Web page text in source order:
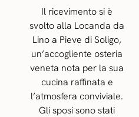
Il ricevimento si è
svolto alla Locanda da
Lino a Pieve di Soligo,
un’accogliente osteria
veneta nota per la sua
cucina raffinata e
l’atmosfera conviviale.
Gli sposi sono stati